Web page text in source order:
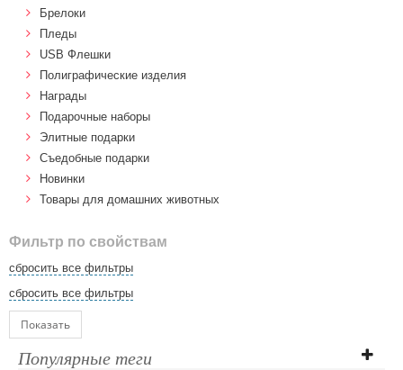
Брелоки
Пледы
USB Флешки
Полиграфические изделия
Награды
Подарочные наборы
Элитные подарки
Cъедобные подарки
Новинки
Товары для домашних животных
Фильтр по свойствам
сбросить все фильтры
сбросить все фильтры
Показать
Популярные теги